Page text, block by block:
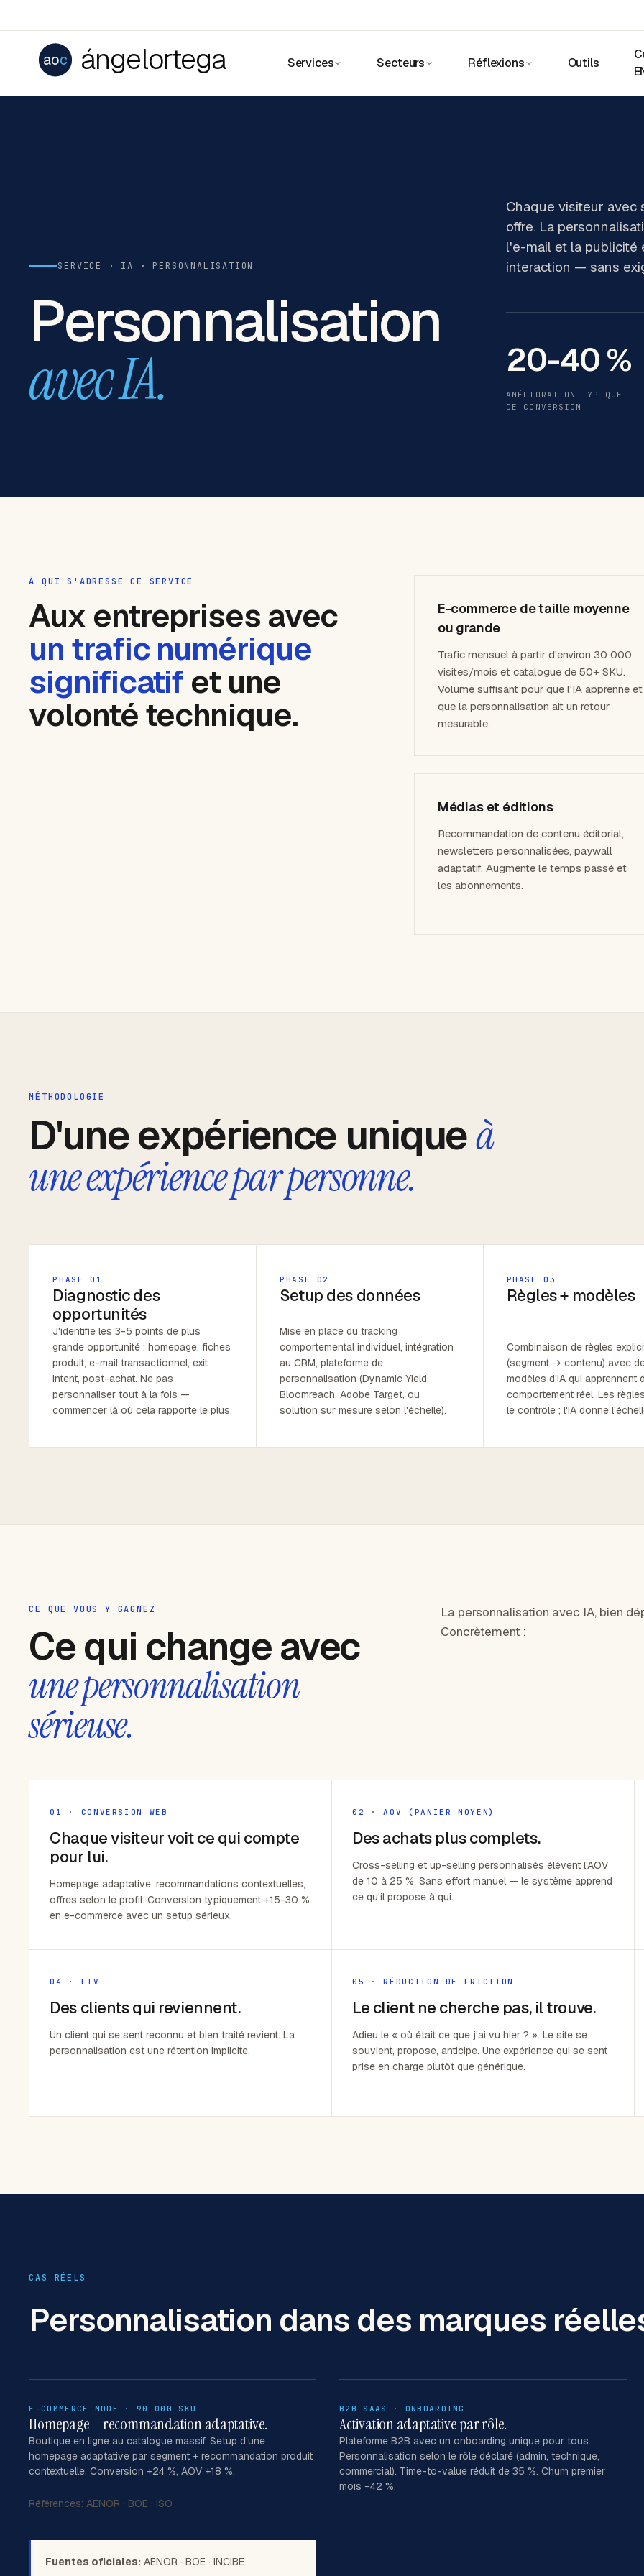
aoc ángelortega Services Secteurs Réflexions Outils
SERVICE · IA · PERSONNALISATION
Personnalisation
avec IA.
Chaque visiteur avec
offre. La
l'e-mail et la publicité
interaction — sans
20-40 %
AMÉLIORATION TYPIQUE
DE CONVERSION
À QUI S'ADRESSE CE SERVICE
Aux entreprises avec
un trafic numérique
significatif et une
volonté technique.
E-commerce de taille moyenne
ou grande
Trafic mensuel à partir d'environ 30 000
visites/mois et catalogue de 50+ SKU.
Volume suffisant pour que l'IA apprenne et
que la personnalisation ait un retour
mesurable.
Médias et éditions
Recommandation de contenu éditorial,
newsletters personnalisées, paywall
adaptatif. Augmente le temps passé et
les abonnements.
MÉTHODOLOGIE
D'une expérience uniqueà
une expérience par personne.
PHASE 01
Diagnostic des
opportunités
J'identifie les 3-5 points de plus
grande opportunité : homepage, fiches
produit, e-mail transactionnel, exit
intent, post-achat. Ne pas
personnaliser tout à la fois —
commencer là où cela rapporte le plus.
PHASE 02
Setup des données
Mise en place du tracking
comportemental individuel, intégration
au CRM, plateforme de
personnalisation (Dynamic Yield,
Bloomreach, Adobe Target, ou
solution sur mesure selon l'échelle).
PHASE 03
Règles + modèles
Combinaison de règles
(segment → contenu) avec
modèles d'IA qui apprennent
comportement réel. Les
le contrôle ; l'IA donne
CE QUE VOUS Y GAGNEZ
Ce qui change avec
une personnalisation
sérieuse.
La personnalisation avec IA, bien
Concrètement :
01 · CONVERSION WEB
Chaque visiteur voit ce qui compte
pour lui.
Homepage adaptative, recommandations contextuelles,
offres selon le profil. Conversion typiquement +15-30 %
en e-commerce avec un setup sérieux.
02 · AOV (PANIER MOYEN)
Des achats plus complets.
Cross-selling et up-selling personnalisés élèvent l'AOV
de 10 à 25 %. Sans effort manuel — le système apprend
ce qu'il propose à qui.
04 · LTV
Des clients qui reviennent.
Un client qui se sent reconnu et bien traité revient. La
personnalisation est une rétention implicite.
05 · RÉDUCTION DE FRICTION
Le client ne cherche pas, il trouve.
Adieu le « où était ce que j'ai vu hier ? ». Le site se
souvient, propose, anticipe. Une expérience qui se sent
prise en charge plutôt que générique.
CAS RÉELS
Personnalisation dans des marques
E-COMMERCE MODE · 90 000 SKU
Homepage + recommandation adaptative.
Boutique en ligne au catalogue massif. Setup d'une
homepage adaptative par segment + recommandation produit
contextuelle. Conversion +24 %, AOV +18 %.
Références:AENOR · BOE · ISO
Fuentes oficiales: AENOR ·BOE ·INCIBE
B2B SAAS · ONBOARDING
Activation adaptative par rôle.
Plateforme B2B avec un onboarding unique pour tous.
Personnalisation selon le rôle déclaré (admin, technique,
commercial). Time-to-value réduit de 35 %. Churn premier
mois −42 %.